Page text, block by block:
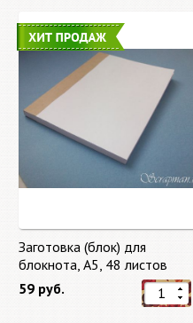
Заготовка (блок) для
блокнота, А5, 48 листов
59 руб.